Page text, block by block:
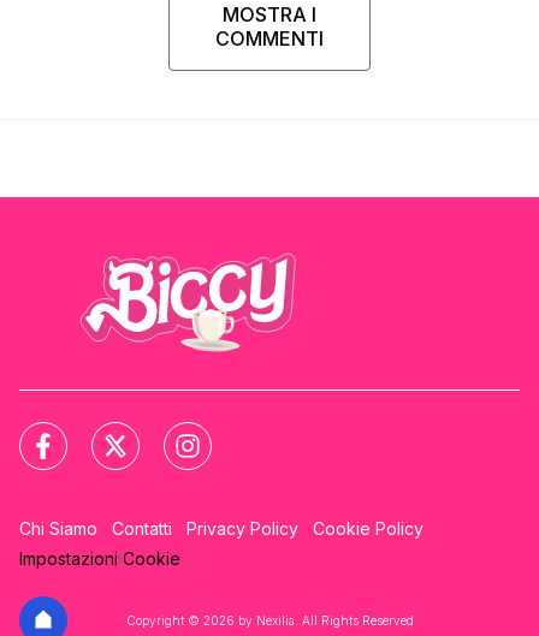
MOSTRA I
COMMENTI
Chi Siamo Contatti Privacy Policy
Cookie Policy
Impostazioni Cookie
Copyright © 2026 by Nexilia. All Rights Reserved